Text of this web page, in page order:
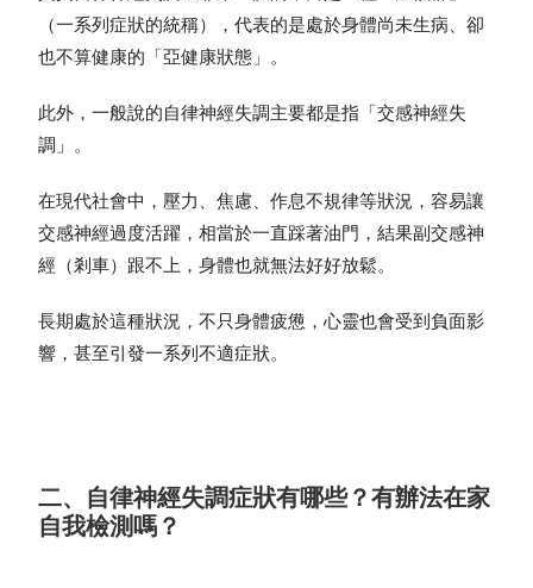
（一系列症狀的統稱），代表的是處於身體尚未生病、卻
也不算健康的「亞健康狀態」。
此外，一般說的自律神經失調主要都是指「交感神經失
調 」。
在現代社會中，壓力、焦慮、作息不規律等狀況，容易讓
交感神經過度活躍，相當於一直踩著油門，結果副交感神
經（剎車）跟不上，身體也就無法好好放鬆。
長期處於這種狀況，不只身體疲憊，心靈也會受到負面影
響，甚至引發一系列不適症狀。
二、自律神經失調症狀有哪些？有辦法在家
自我檢測嗎？